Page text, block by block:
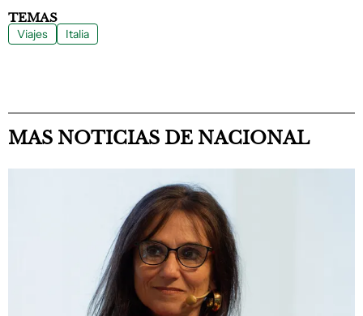
TEMAS
Viajes Italia
MAS NOTICIAS DE NACIONAL